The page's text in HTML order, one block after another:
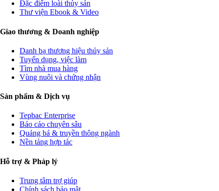
Đặc điểm loài thủy sản
Thư viện Ebook & Video
Giao thương & Doanh nghiệp
Danh bạ thương hiệu thủy sản
Tuyển dụng, việc làm
Tìm nhà mua hàng
Vùng nuôi và chứng nhận
Sản phẩm & Dịch vụ
Tepbac Enterprise
Báo cáo chuyên sâu
Quảng bá & truyền thông ngành
Nền tảng hợp tác
Hỗ trợ & Pháp lý
Trung tâm trợ giúp
Chính sách bảo mật